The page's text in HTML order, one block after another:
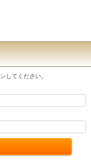
してください。